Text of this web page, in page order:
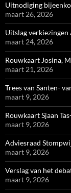
Uitnodiging
maart 26, 2026
Uitslag verkiezingen
maart 24, 2026
Rouwkaart Josina,
maart 21, 2026
Trees van Santen-
maart 9, 2026
Rouwkaart Sjaan
maart 9, 2026
Adviesraad
maart 9, 2026
Verslag van het
maart 9, 2026